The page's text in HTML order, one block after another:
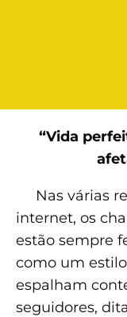
“Vida
Nas várias
internet, os
estão sempre
como um
espalham
seguidores,